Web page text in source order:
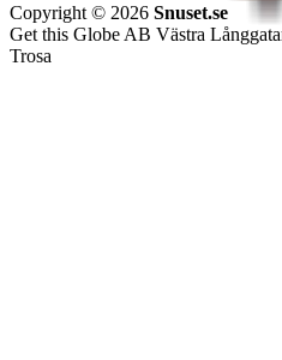
Copyright © 2026 Snuset.se
Get this Globe AB Västra
Trosa